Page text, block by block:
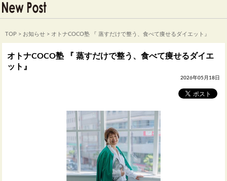
TOP > お知らせ > オトナCOCO塾 『 蒸すだけで整う、食べて痩せるダイエット』
オトナCOCO塾 『 蒸すだけで整う、食べて痩せるダイエ
ット』
2026年05月18日